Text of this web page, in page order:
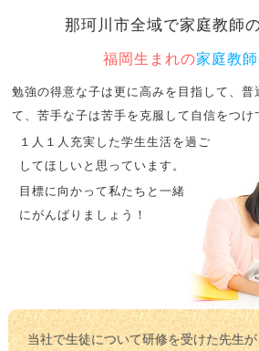
那珂川市全域で家庭教師
福岡生まれの家庭教師
勉強の得意な子は更に高みを目指して、普
て、苦手な子は苦手を克服して自信をつけ
１人１人充実した学生生活を過ご
してほしいと思っています。
目標に向かって私たちと一緒
にがんばりましょう！
当社で生徒について研修を受けた先生